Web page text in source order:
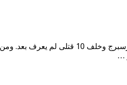
المرصد نيوز : متابعات قال الرئيس الروسي
…